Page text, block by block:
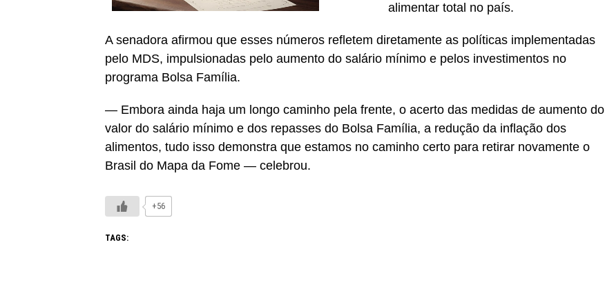
alimentar total no país.
A senadora afirmou que esses números refletem diretamente as políticas implementadas
pelo MDS, impulsionadas pelo aumento do salário mínimo e pelos investimentos no
programa Bolsa Família.
— Embora ainda haja um longo caminho pela frente, o acerto das medidas de aumento do
valor do salário mínimo e dos repasses do Bolsa Família, a redução da inflação dos
alimentos, tudo isso demonstra que estamos no caminho certo para retirar novamente o
Brasil do Mapa da Fome — celebrou.
+56
TAGS: